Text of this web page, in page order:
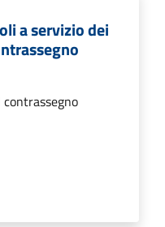
a servizio dei